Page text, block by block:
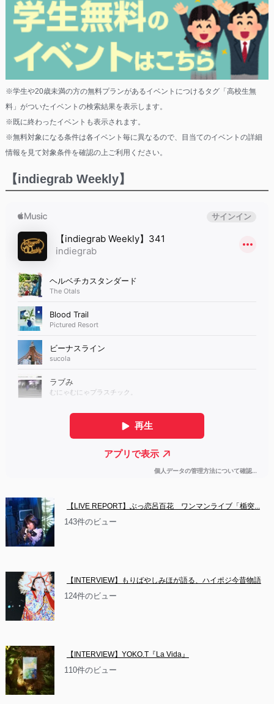
※学生や20歳未満の方の無料プランがあるイベントにつけるタグ「高校生無
料」がついたイベントの検索結果を表示します。
※既に終わったイベントも表示されます。
※無料対象になる条件は各イベント毎に異なるので、目当てのイベントの詳細
情報を見て対象条件を確認の上ご利用ください。
【indiegrab Weekly】
【LIVE REPORT】ぶっ恋呂百花　ワンマンライブ「楯突...
143件のビュー
【INTERVIEW】もりばやしみほが語る、ハイポジ今昔物語
124件のビュー
【INTERVIEW】YOKO.T『La Vida』
110件のビュー